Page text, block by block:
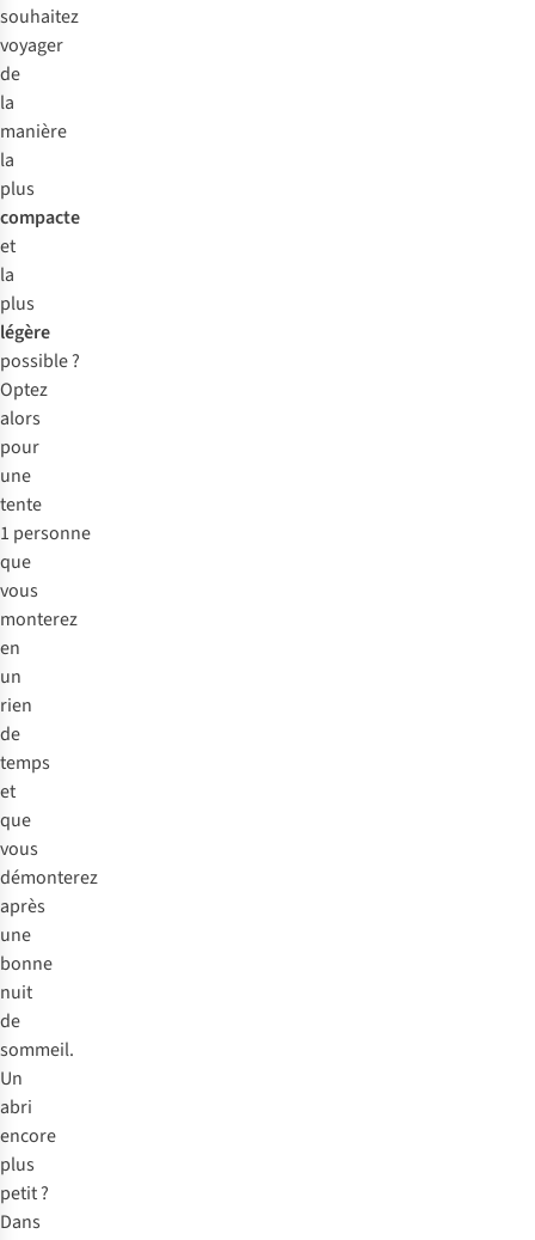
souhaitez
voyager
de
la
manière
la
plus
compacte
et
la
plus
légère
possible ?
Optez
alors
pour
une
tente
1 personne
que
vous
monterez
en
un
rien
de
temps
et
que
vous
démonterez
après
une
bonne
nuit
de
sommeil.
Un
abri
encore
plus
petit ?
Dans